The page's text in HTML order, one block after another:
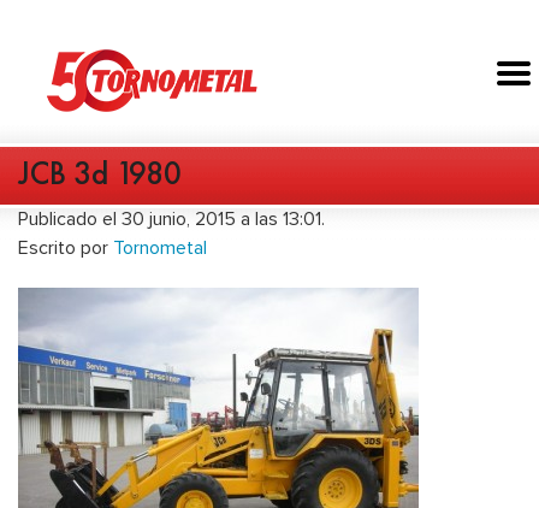
JCB 3d 1980
Publicado el 30 junio, 2015 a las 13:01.
Escrito por Tornometal